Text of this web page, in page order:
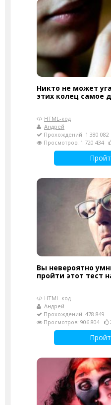
Никто не может
этих колец самое
HTML-код
Андрей
Прохождений: 1 380 082
Просмотров: 1 720 434
Вы невероятно
пройти этот тест
HTML-код
Андрей
Прохождений: 478 849
Просмотров: 906 804